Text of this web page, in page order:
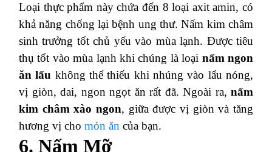
Loại thực phẩm này chứa đến 8 loại axit amin, có
khả năng chống lại bệnh ung thư. Nấm kim châm
sinh trưởng tốt chủ yếu vào mùa lạnh. Được tiêu
thụ tốt vào mùa lạnh khi chúng là loại nấm ngon
ăn lẩu không thể thiếu khi nhúng vào lẩu nóng,
vị giòn, dai, ngon ngọt ăn rất đã. Ngoài ra, nấm
kim châm xào ngon, giữa được vị giòn và tăng
hương vị cho món ăn của bạn.
6. Nấm Mỡ